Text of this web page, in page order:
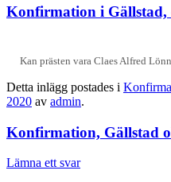
Konfirmation i
Kan prästen vara Claes Alfred
Detta inlägg postades i
2020 av admin.
Konfirmation, Gällstad
Lämna ett svar